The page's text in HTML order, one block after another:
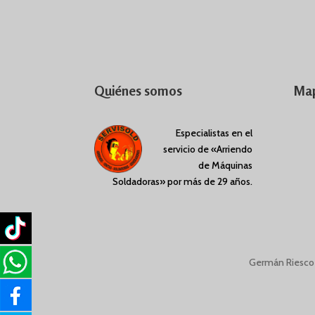
Quiénes somos
Especialistas en el
servicio de «Arriendo
de Máquinas
Soldadoras» por más de 29 años.
Germán Riesco